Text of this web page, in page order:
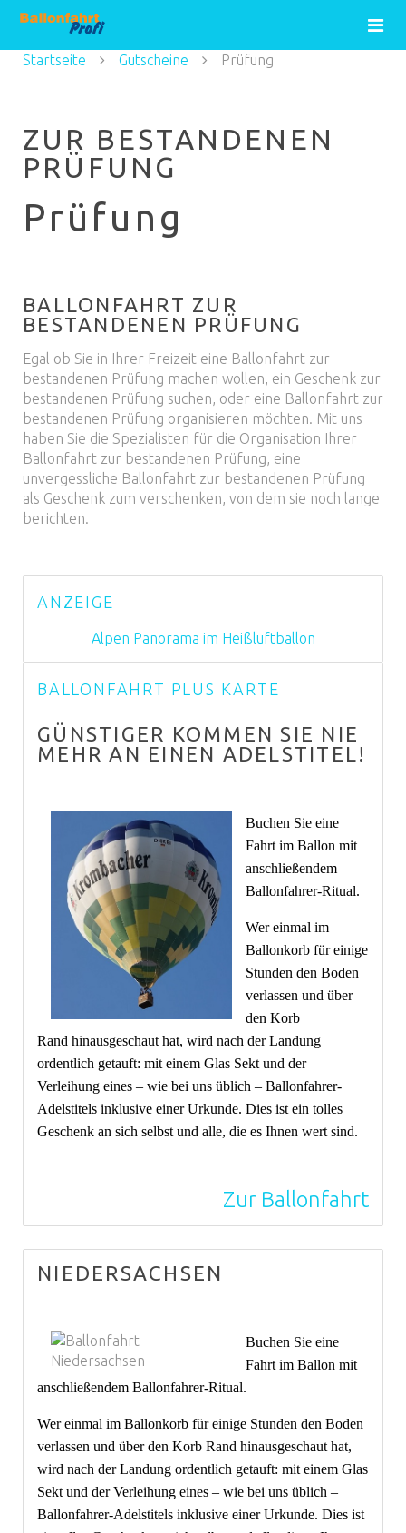
Startseite Gutscheine Prüfung
ZUR BESTANDENEN
PRÜFUNG
Prüfung
BALLONFAHRT ZUR
BESTANDENEN PRÜFUNG
Egal ob Sie in Ihrer Freizeit eine Ballonfahrt zur
bestandenen Prüfung machen wollen, ein Geschenk zur
bestandenen Prüfung suchen, oder eine Ballonfahrt zur
bestandenen Prüfung organisieren möchten. Mit uns
haben Sie die Spezialisten für die Organisation Ihrer
Ballonfahrt zur bestandenen Prüfung, eine
unvergessliche Ballonfahrt zur bestandenen Prüfung
als Geschenk zum verschenken, von dem sie noch lange
berichten.
ANZEIGE
Alpen Panorama im Heißluftballon
BALLONFAHRT PLUS KARTE
GÜNSTIGER KOMMEN SIE NIE
MEHR AN EINEN ADELSTITEL!
Buchen Sie eine
Fahrt im Ballon mit
anschließendem
Ballonfahrer-Ritual.
Wer einmal im
Ballonkorb für einige
Stunden den Boden
verlassen und über
den Korb
Rand hinausgeschaut hat, wird nach der Landung
ordentlich getauft: mit einem Glas Sekt und der
Verleihung eines – wie bei uns üblich – Ballonfahrer-
Adelstitels inklusive einer Urkunde. Dies ist ein tolles
Geschenk an sich selbst und alle, die es Ihnen wert sind.
Zur Ballonfahrt
NIEDERSACHSEN
Buchen Sie eine
Fahrt im Ballon mit
anschließendem Ballonfahrer-Ritual.
Wer einmal im Ballonkorb für einige Stunden den Boden
verlassen und über den Korb Rand hinausgeschaut hat,
wird nach der Landung ordentlich getauft: mit einem Glas
Sekt und der Verleihung eines – wie bei uns üblich –
Ballonfahrer-Adelstitels inklusive einer Urkunde. Dies ist